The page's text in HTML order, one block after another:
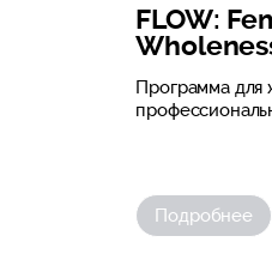
FLOW:
Программа для
Подробнее